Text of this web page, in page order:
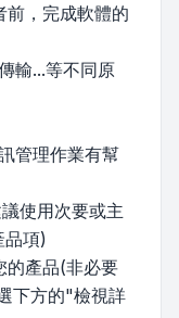
，完成軟體的
輸...等不同原
管理作業有幫
使用次要或主
品項)
產品(非必要
下方的"檢視詳